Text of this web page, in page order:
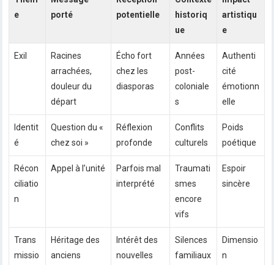
e
porté
potentielle
historiq
ue
artistiqu
e
Exil
Racines
arrachées,
douleur du
départ
Écho fort
chez les
diasporas
Années
post-
coloniale
s
Authenti
cité
émotionn
elle
Identit
é
Question du «
chez soi »
Réflexion
profonde
Conflits
culturels
Poids
poétique
Récon
ciliatio
n
Appel à l’unité
Parfois mal
interprété
Traumati
smes
encore
vifs
Espoir
sincère
Trans
missio
Héritage des
anciens
Intérêt des
nouvelles
Silences
familiaux
Dimensio
n